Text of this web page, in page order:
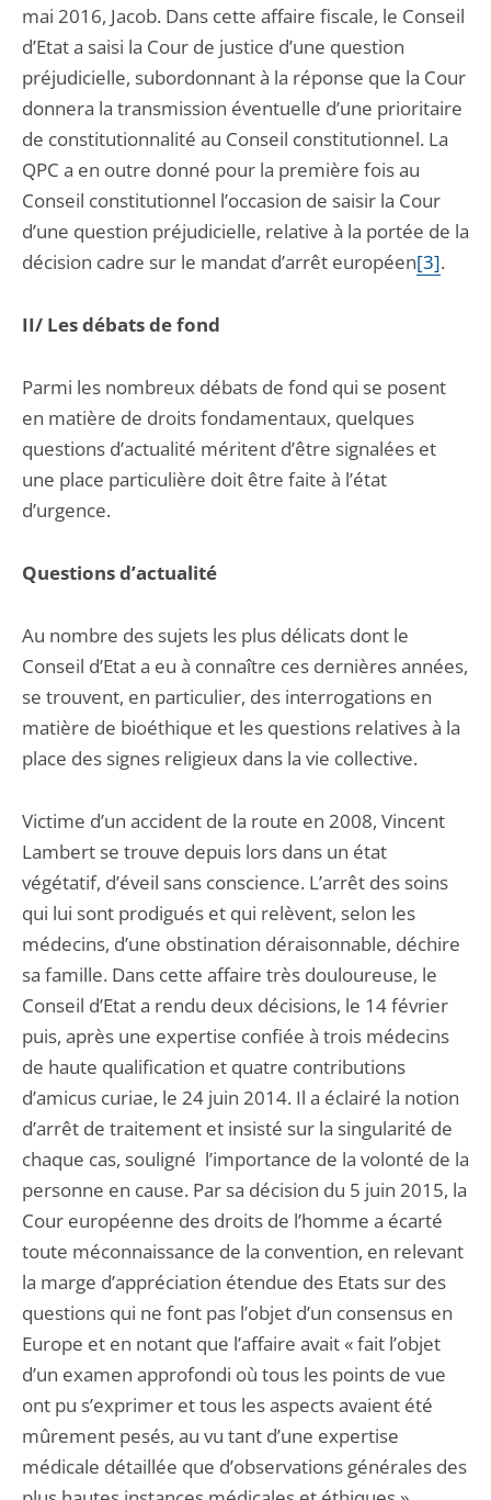
mai 2016, Jacob. Dans cette affaire fiscale, le Conseil
d’Etat a saisi la Cour de justice d’une question
préjudicielle, subordonnant à la réponse que la Cour
donnera la transmission éventuelle d’une prioritaire
de constitutionnalité au Conseil constitutionnel. La
QPC a en outre donné pour la première fois au
Conseil constitutionnel l’occasion de saisir la Cour
d’une question préjudicielle, relative à la portée de la
décision cadre sur le mandat d’arrêt européen[3].
II/ Les débats de fond
Parmi les nombreux débats de fond qui se posent
en matière de droits fondamentaux, quelques
questions d’actualité méritent d’être signalées et
une place particulière doit être faite à l’état
d’urgence.
Questions d’actualité
Au nombre des sujets les plus délicats dont le
Conseil d’Etat a eu à connaître ces dernières années,
se trouvent, en particulier, des interrogations en
matière de bioéthique et les questions relatives à la
place des signes religieux dans la vie collective.
Victime d’un accident de la route en 2008, Vincent
Lambert se trouve depuis lors dans un état
végétatif, d’éveil sans conscience. L’arrêt des soins
qui lui sont prodigués et qui relèvent, selon les
médecins, d’une obstination déraisonnable, déchire
sa famille. Dans cette affaire très douloureuse, le
Conseil d’Etat a rendu deux décisions, le 14 février
puis, après une expertise confiée à trois médecins
de haute qualification et quatre contributions
d’amicus curiae, le 24 juin 2014. Il a éclairé la notion
d’arrêt de traitement et insisté sur la singularité de
chaque cas, souligné l’importance de la volonté de la
personne en cause. Par sa décision du 5 juin 2015, la
Cour européenne des droits de l’homme a écarté
toute méconnaissance de la convention, en relevant
la marge d’appréciation étendue des Etats sur des
questions qui ne font pas l’objet d’un consensus en
Europe et en notant que l’affaire avait « fait l’objet
d’un examen approfondi où tous les points de vue
ont pu s’exprimer et tous les aspects avaient été
mûrement pesés, au vu tant d’une expertise
médicale détaillée que d’observations générales des